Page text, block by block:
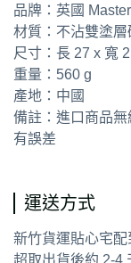
品牌：英國
材質：不沾雙塗
尺寸：長 27 x 寬
重量：560 g
產地：中國
備註：進口商品
有誤差
運送方式
新竹貨運貼心宅
超取出貨後約 2-4